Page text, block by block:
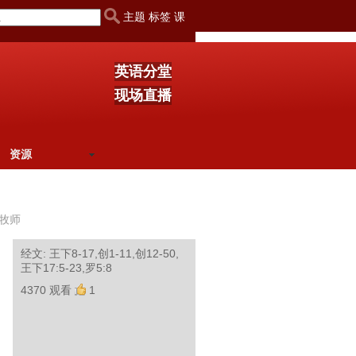
主题 标签 课
英语分堂
现场直播
资源
师
经文: 王下8-17,创1-11,创12-50,
王下17:5-23,罗5:8
4370 观看
1